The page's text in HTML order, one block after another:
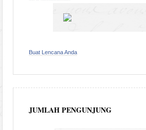
Buat Lencana Anda
JUMLAH PENGUNJUNG